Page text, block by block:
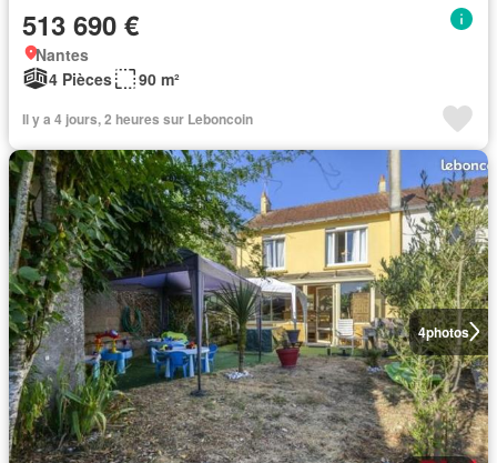
513 690 €
Nantes
4 Pièces
90 m²
Il y a 4 jours, 2 heures sur Leboncoin
4photos